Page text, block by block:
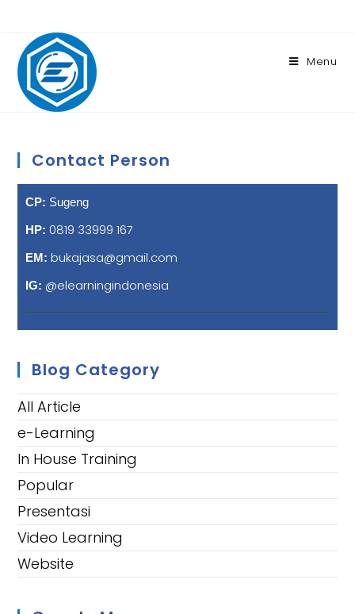
Menu
Contact Person
CP: Sugeng
HP: 0819 33999 167
EM: bukajasa@gmail.com
IG: @elearningindonesia
Blog Category
All Article
e-Learning
In House Training
Popular
Presentasi
Video Learning
Website